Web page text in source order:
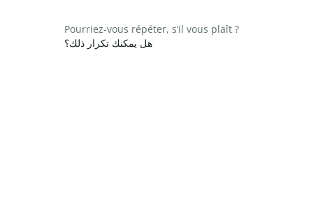
Pourriez-vous répéter, s’il vous plaît ?
هل يمكنك تكرار ذلك؟